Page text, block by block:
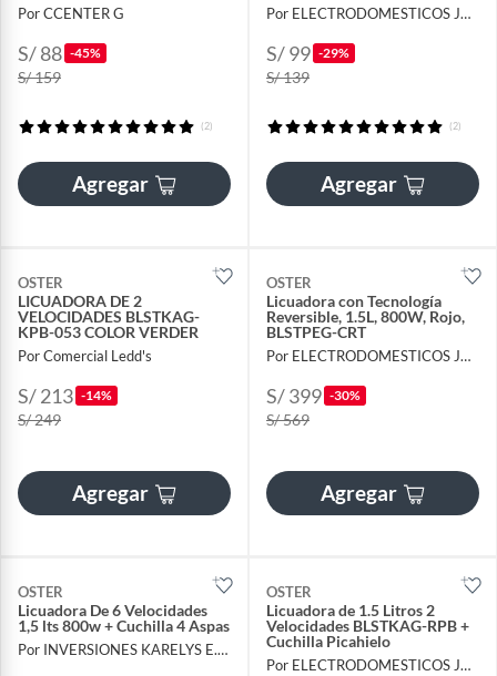
Por CCENTER G
S/ 88 -45%
S/ 159
(2)
Agregar
Por ELECTRODOMESTICOS JARED
S/ 99 -29%
S/ 139
(2)
Agregar
OSTER
LICUADORA DE 2
VELOCIDADES BLSTKAG-
KPB-053 COLOR VERDER
Por Comercial Ledd's
S/ 213 -14%
S/ 249
Agregar
OSTER
Licuadora con Tecnología
Reversible, 1.5L, 800W, Rojo,
BLSTPEG-CRT
Por ELECTRODOMESTICOS JARED
S/ 399 -30%
S/ 569
Agregar
OSTER
Licuadora De 6 Velocidades
1,5 lts 800w + Cuchilla 4 Aspas
Por INVERSIONES KARELYS E.I.R.L
OSTER
Licuadora de 1.5 Litros 2
Velocidades BLSTKAG-RPB +
Cuchilla Picahielo
Por ELECTRODOMESTICOS JARED